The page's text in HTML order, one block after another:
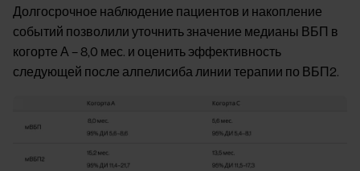
Долгосрочное наблюдение пациентов и накопление
событий позволили уточнить значение медианы ВБП в
когорте А – 8,0 мес. и оценить эффективность
следующей после алпелисиба линии терапии по ВБП2.